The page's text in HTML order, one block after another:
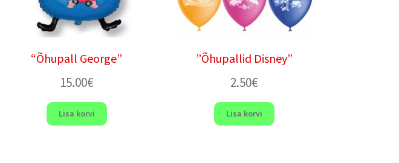
“Õhupall George”
15.00€
Lisa korvi
”Õhupallid Disney”
2.50€
Lisa korvi